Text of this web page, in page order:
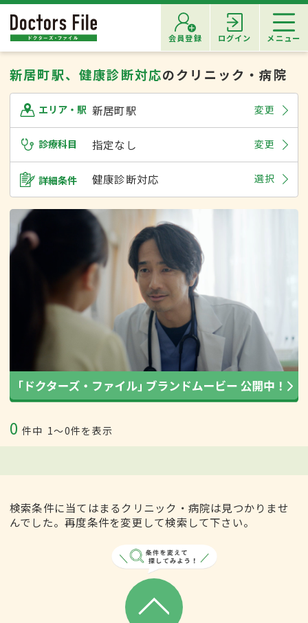
会員登録 ログイン メニュー
新居町駅、健康診断対応のクリニック・病院
エリア・駅 新居町駅 変更
診療科目 指定なし 変更
詳細条件 健康診断対応 選択
0 件中 1〜0件を表示
検索条件に当てはまるクリニック・病院は見つかりませ
んでした。再度条件を変更して検索して下さい。